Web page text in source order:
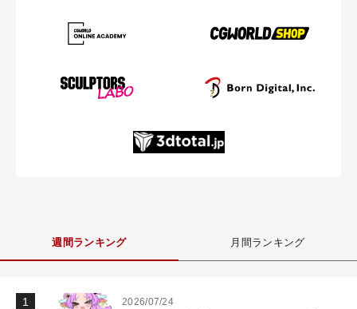
週間ランキング 月間ランキング
2026/07/24